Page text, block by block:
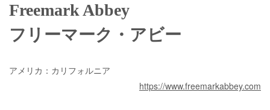
Freemark Abbey
フリーマーク・アビー
アメリカ：カリフォルニア
https://www.freemarkabbey.com